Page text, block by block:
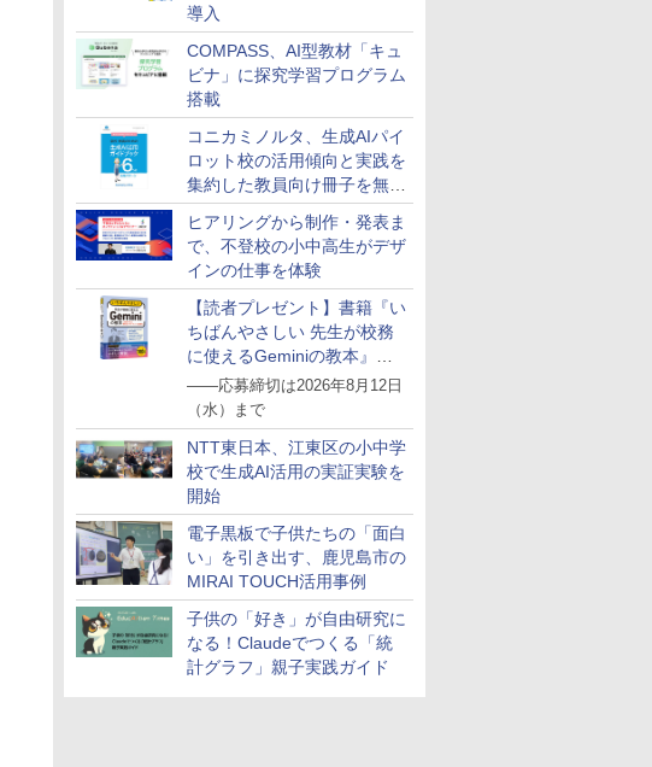
導入
COMPASS、AI型教材「キュ
ビナ」に探究学習プログラム
搭載
コニカミノルタ、生成AIパイ
ロット校の活用傾向と実践を
集約した教員向け冊子を無料
公開
ヒアリングから制作・発表ま
で、不登校の小中高生がデザ
インの仕事を体験
【読者プレゼント】書籍『い
ちばんやさしい 先生が校務
に使えるGeminiの教本』を
抽選で5名様にプレゼント
――応募締切は2026年8月12日
（水）まで
NTT東日本、江東区の小中学
校で生成AI活用の実証実験を
開始
電子黒板で子供たちの「面白
い」を引き出す、鹿児島市の
MIRAI TOUCH活用事例
子供の「好き」が自由研究に
なる！Claudeでつくる「統
計グラフ」親子実践ガイド